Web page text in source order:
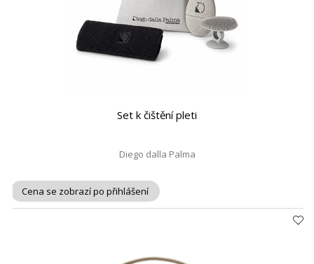
Set k čištění pleti
Diego dalla Palma
Cena se zobrazí po přihlášení